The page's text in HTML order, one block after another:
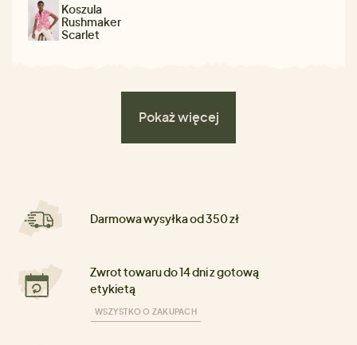
Koszula
Rushmaker
Scarlet
Pokaż więcej
Darmowa wysyłka od 350 zł
Zwrot towaru do 14 dni z gotową
etykietą
WSZYSTKO O ZAKUPACH